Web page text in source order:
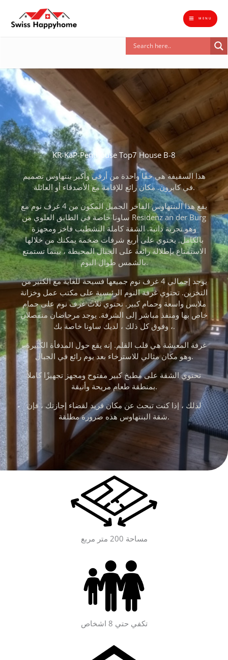
المحتوى
MENU
KR-KaP-Penthouse Top7 House B-8
هذا السقيفة هي حقًا واحدة من أرقى وأكبر بنتهاوس تصميم
في كابرون. مكان رائع للإقامة مع الأصدقاء أو العائلة.
يقع هذا البنتهاوس الفاخر الجميل المكون من 4 غرف نوم مع
ساونا خاصة في الطابق العلوي من Residenz an der Burg
وهو تجربة ذاتية. الشقة كاملة التشطيب فاخر ومجهزة
بالكامل. يحتوي على أربع شرفات ضخمة يمكنك من خلالها
الاستمتاع بإطلالة رائعة على الجبال المحيطة ، بينما تستمتع
بالشمس طوال اليوم.
يوجد إجمالي 4 غرف نوم جميعها فسيحة للغاية مع الكثير من
التخزين. تحتوي غرفة النوم الرئيسية على مكتب عمل وخزانة
ملابس واسعة وحمام كبير. تحتوي ثلاث غرف نوم على حمام
خاص بها ومنفذ مباشر إلى الشرفة. يوجد مرحاضان منفصلان
، وفوق كل ذلك ، لديك ساونا خاصة بك.
غرفة المعيشة هي قلب القلم. إنه يقع حول المدفأة الكبيرة ،
وهو مكان مثالي للاسترخاء بعد يوم رائع في الجبال.
تحتوي الشقة على مطبخ كبير مفتوح ومجهز تجهيزًا كاملاً
بمنطقة طعام مريحة وأنيقة.
لذلك ، إذا كنت تبحث عن مكان فريد لقضاء إجازتك ، فإن
شقة البنتهاوس هذه ضرورة مطلقة.
مساحة 200 متر مربع
تكفي حتي 8 اشخاص